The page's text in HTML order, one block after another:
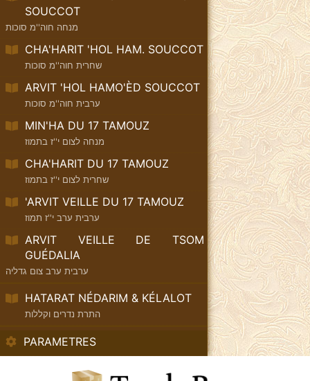
SOUCCOT
מנחה חוה''מ סוכות
CHA'HARIT 'HOL HAM. SOUCCOT
שחרית חוה''מ סוכות
ARVIT 'HOL HAMO'ÈD SOUCCOT
ערבית חוה''מ סוכות
MIN'HA DU 17 TAMOUZ
מנחה לצום י''ז בתמוז
CHA'HARIT DU 17 TAMOUZ
שחרית לצום י''ז בתמוז
'ARVIT VEILLE DU 17 TAMOUZ
ערבית ערב י''ז תמוז
ARVIT VEILLE DE TSOM
GUÉDALIA
ערבית ערב צום גדליה
HATARAT NÉDARIM & KÉLALOT
התרת נדרים וקללות
PARAMETRES